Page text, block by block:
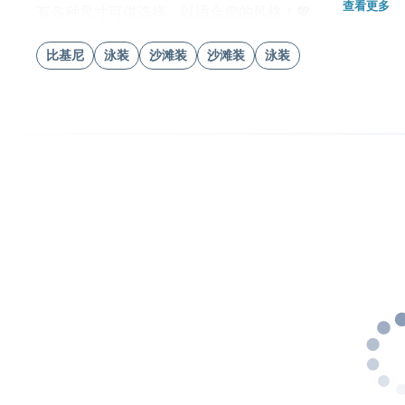
查看更多
比基尼 泳装 沙滩装 沙滩装 泳装